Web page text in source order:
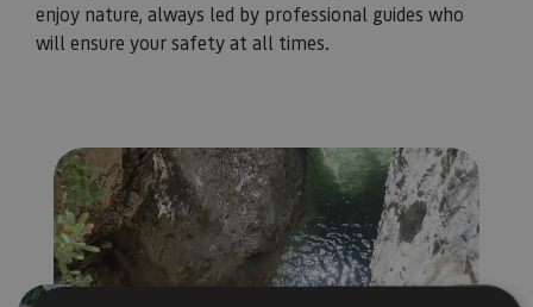
enjoy nature, always led by professional guides who
will ensure your safety at all times.